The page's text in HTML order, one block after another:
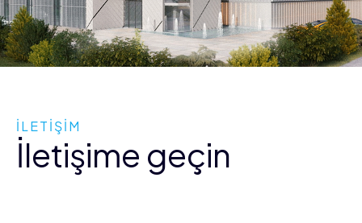
İLETİŞİM
İletişime geçin